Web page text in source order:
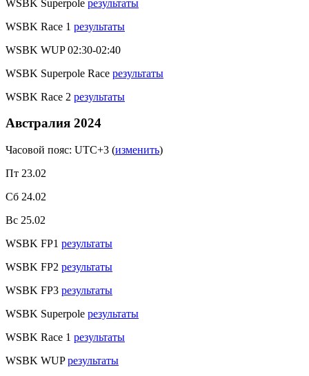
WSBK Superpole результаты
WSBK Race 1 результаты
WSBK WUP02:30-02:40
WSBK Superpole Race результаты
WSBK Race 2 результаты
Австралия 2024
Часовой пояс: UTC+3 (изменить)
Пт 23.02
Сб 24.02
Вс 25.02
WSBK FP1 результаты
WSBK FP2 результаты
WSBK FP3 результаты
WSBK Superpole результаты
WSBK Race 1 результаты
WSBK WUPрезультаты